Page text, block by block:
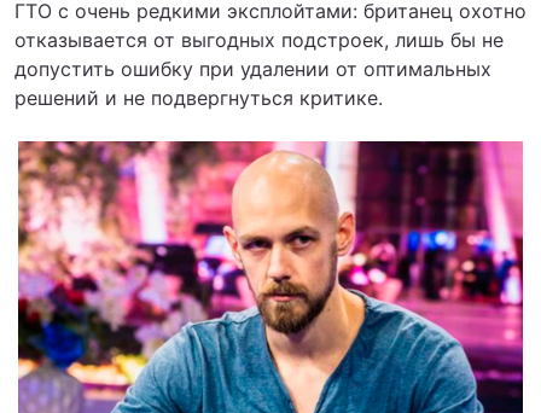
ГТО с очень редкими эксплойтами: британец охотно
отказывается от выгодных подстроек, лишь бы не
допустить ошибку при удалении от оптимальных
решений и не подвергнуться критике.